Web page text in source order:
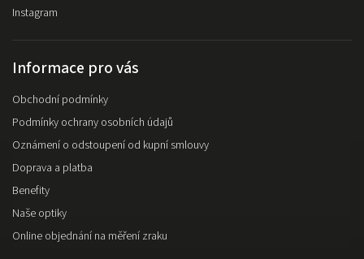
Instagram
Informace pro vás
Obchodní podmínky
Podmínky ochrany osobních údajů
Oznámení o odstoupení od kupní smlouvy
Doprava a platba
Benefity
Naše optiky
Online objednání na měření zraku